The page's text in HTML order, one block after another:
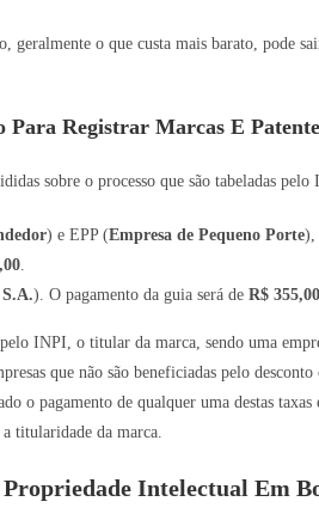
geralmente o que custa mais barato, pode
Para Registrar Marcas E
sobre o processo que são tabeladas pelo
) e EPP (Empresa de Pequeno Porte),
). O pagamento da guia será de R$ 355,00
INPI, o titular da marca, sendo uma
que não são beneficiadas pelo
o pagamento de qualquer uma destas
titularidade da marca.
Intelectual Em